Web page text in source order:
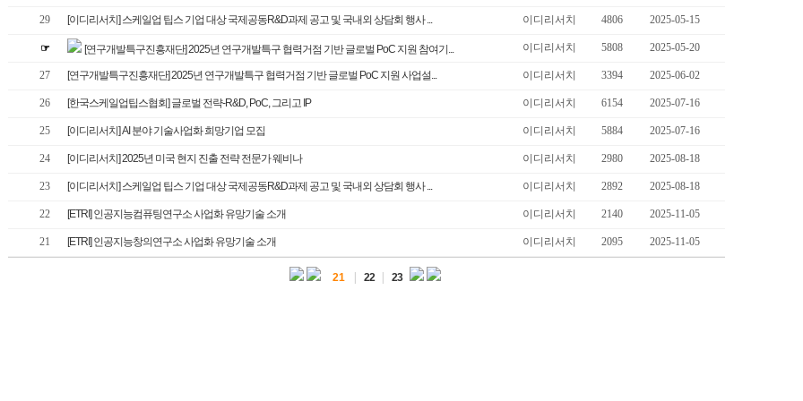
29 [이디리서치] 스케일업 팁스 기업 대상 국제공동R&D과제 공고 및 국내외 상담회 행사 ... 이디리서치 4806 2025-05-15
☞ [연구개발특구진흥재단] 2025년 연구개발특구 협력거점 기반 글로벌 PoC 지원 참여기... 이디리서치 5808 2025-05-20
27 [연구개발특구진흥재단] 2025년 연구개발특구 협력거점 기반 글로벌 PoC 지원 사업설... 이디리서치 3394 2025-06-02
26 [한국스케일업팁스협회] 글로벌 전략-R&D, PoC, 그리고 IP 이디리서치 6154 2025-07-16
25 [이디리서치] AI 분야 기술사업화 희망기업 모집 이디리서치 5884 2025-07-16
24 [이디리서치] 2025년 미국 현지 진출 전략 전문가 웨비나 이디리서치 2980 2025-08-18
23 [이디리서치] 스케일업 팁스 기업 대상 국제공동R&D과제 공고 및 국내외 상담회 행사 ... 이디리서치 2892 2025-08-18
22 [ETRI] 인공지능컴퓨팅연구소 사업화 유망기술 소개 이디리서치 2140 2025-11-05
21 [ETRI] 인공지능창의연구소 사업화 유망기술 소개 이디리서치 2095 2025-11-05
21 | 22 | 23